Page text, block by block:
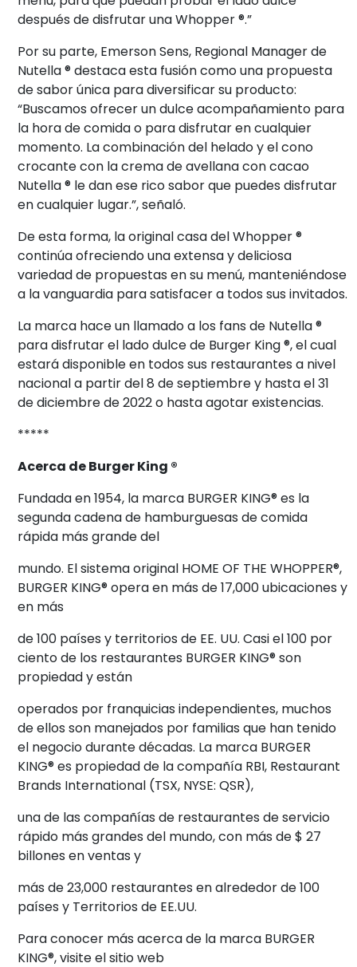
después de disfrutar una Whopper ®.”
Por su parte, Emerson Sens, Regional Manager de
Nutella ® destaca esta fusión como una propuesta
de sabor única para diversificar su producto:
“Buscamos ofrecer un dulce acompañamiento para
la hora de comida o para disfrutar en cualquier
momento. La combinación del helado y el cono
crocante con la crema de avellana con cacao
Nutella ® le dan ese rico sabor que puedes disfrutar
en cualquier lugar.”, señaló.
De esta forma, la original casa del Whopper ®
continúa ofreciendo una extensa y deliciosa
variedad de propuestas en su menú, manteniéndose
a la vanguardia para satisfacer a todos sus invitados.
La marca hace un llamado a los fans de Nutella ®
para disfrutar el lado dulce de Burger King ®, el cual
estará disponible en todos sus restaurantes a nivel
nacional a partir del 8 de septiembre y hasta el 31
de diciembre de 2022 o hasta agotar existencias.
*****
Acerca de Burger King ®
Fundada en 1954, la marca BURGER KING® es la
segunda cadena de hamburguesas de comida
rápida más grande del
mundo. El sistema original HOME OF THE WHOPPER®,
BURGER KING® opera en más de 17,000 ubicaciones y
en más
de 100 países y territorios de EE. UU. Casi el 100 por
ciento de los restaurantes BURGER KING® son
propiedad y están
operados por franquicias independientes, muchos
de ellos son manejados por familias que han tenido
el negocio durante décadas. La marca BURGER
KING® es propiedad de la compañía RBI, Restaurant
Brands International (TSX, NYSE: QSR),
una de las compañías de restaurantes de servicio
rápido más grandes del mundo, con más de $ 27
billones en ventas y
más de 23,000 restaurantes en alrededor de 100
países y Territorios de EE.UU.
Para conocer más acerca de la marca BURGER
KING®, visite el sitio web